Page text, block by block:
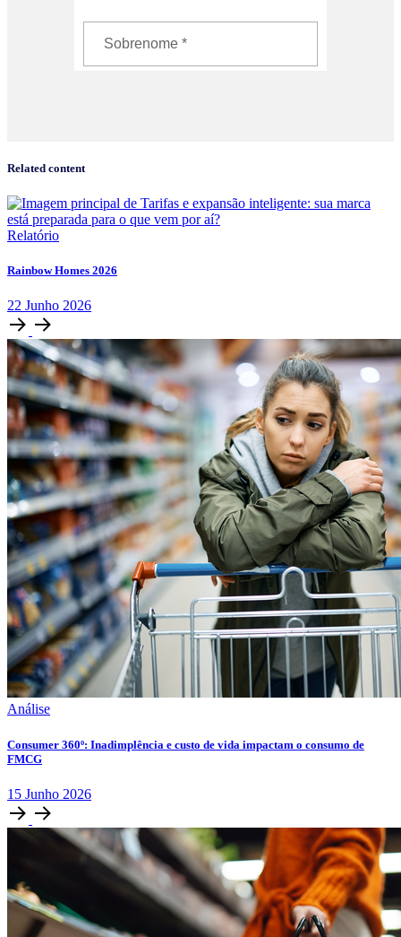
Related content
Relatório
Rainbow Homes 2026
22 Junho 2026
Análise
Consumer 360º: Inadimplência e custo de vida impactam o consumo de
FMCG
15 Junho 2026